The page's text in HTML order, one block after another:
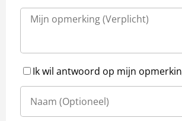
Ik wil antwoord op mijn